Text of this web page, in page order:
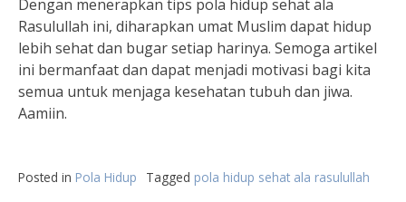
Dengan menerapkan tips pola hidup sehat ala
Rasulullah ini, diharapkan umat Muslim dapat hidup
lebih sehat dan bugar setiap harinya. Semoga artikel
ini bermanfaat dan dapat menjadi motivasi bagi kita
semua untuk menjaga kesehatan tubuh dan jiwa.
Aamiin.
Posted in Pola Hidup Tagged pola hidup sehat ala rasulullah